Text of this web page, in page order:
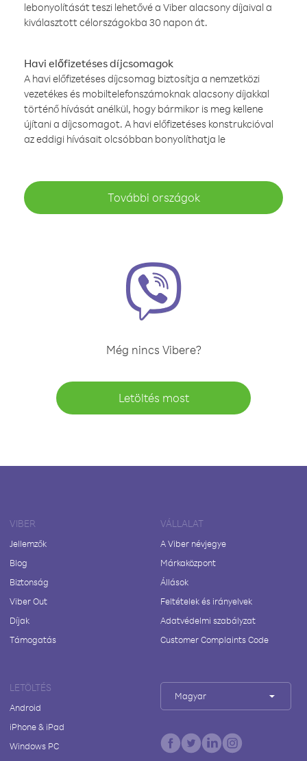
lebonyolítását teszi lehetővé a Viber alacsony díjaival a
kiválasztott célországokba 30 napon át.
Havi előfizetéses díjcsomagok
A havi előfizetéses díjcsomag biztosítja a nemzetközi
vezetékes és mobiltelefonszámoknak alacsony díjakkal
történő hívását anélkül, hogy bármikor is meg kellene
újítani a díjcsomagot. A havi előfizetéses konstrukcióval
az eddigi hívásait olcsóbban bonyolíthatja le
További országok
Még nincs Vibere?
Letöltés most
VIBER
Jellemzők
Blog
Biztonság
Viber Out
Díjak
Támogatás
VÁLLALAT
A Viber névjegye
Márkaközpont
Állások
Feltételek és irányelvek
Adatvédelmi szabályzat
Customer Complaints Code
LETÖLTÉS
Android
iPhone & iPad
Windows PC
Magyar